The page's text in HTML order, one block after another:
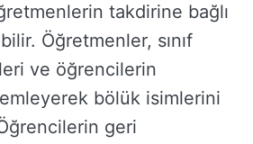
takdirine bağlı
Öğretmenler, sınıf
ve öğrencilerin
bölük isimlerini
geri